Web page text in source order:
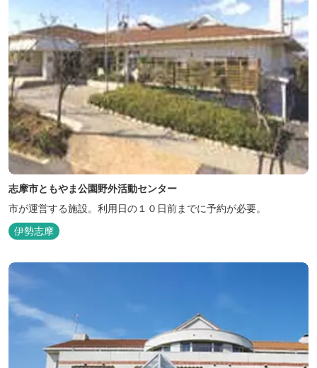
志摩市ともやま公園野外活動センター
市が運営する施設。利用日の１０日前までに予約が必要。
伊勢志摩